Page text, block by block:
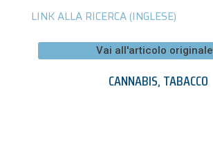
LINK ALLA RICERCA (INGLESE)
Vai all'articolo originale
CANNABIS,TABACCO